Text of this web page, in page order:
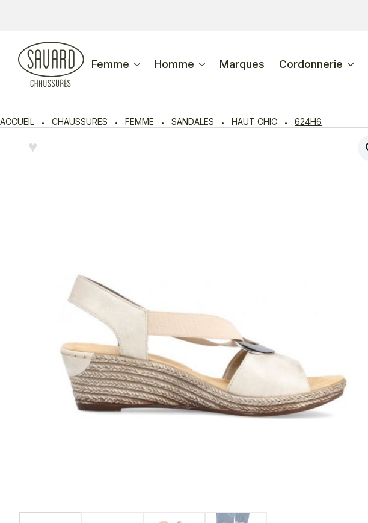
Femme Homme Marques Cordonnerie
ACCUEIL CHAUSSURES FEMME SANDALES HAUT CHIC 624H6
♥︎